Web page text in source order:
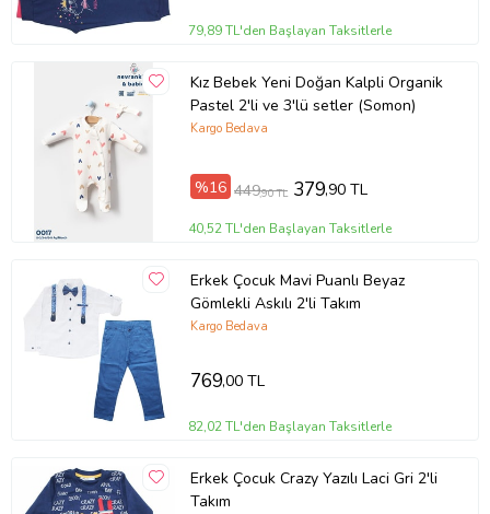
79,89 TL'den Başlayan Taksitlerle
Kız Bebek Yeni Doğan Kalpli Organik
Pastel 2'li ve 3'lü setler (Somon)
Kargo Bedava
%16 449,90 TL 379,90 TL
40,52 TL'den Başlayan Taksitlerle
Erkek Çocuk Mavi Puanlı Beyaz
Gömlekli Askılı 2'li Takım
Kargo Bedava
769,00 TL
82,02 TL'den Başlayan Taksitlerle
Erkek Çocuk Crazy Yazılı Laci Gri 2'li
Takım